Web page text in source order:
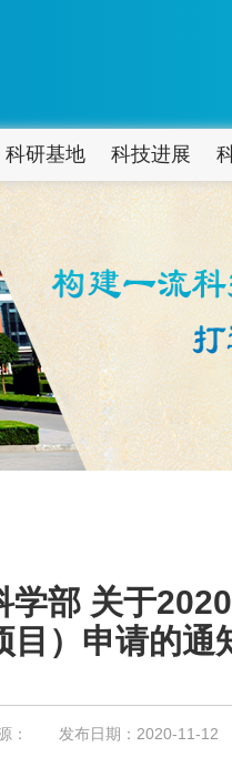
科研基地 科技进展
学部 关于
目）申请的通
发布日期：2020-11-12